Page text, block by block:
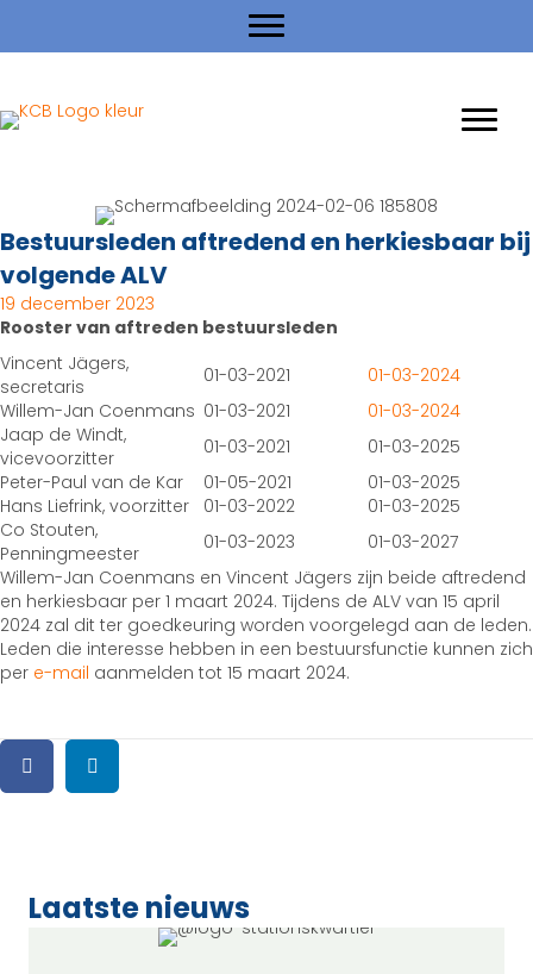
Bestuursleden aftredend en herkiesbaar bij
volgende ALV
19 december 2023
Rooster van aftreden bestuursleden
Vincent Jägers,
secretaris
01-03-2021
01-03-2024
Willem-Jan Coenmans 01-03-2021
01-03-2024
Jaap de Windt,
vicevoorzitter
01-03-2021
01-03-2025
Peter-Paul van de Kar
01-05-2021
01-03-2025
Hans Liefrink, voorzitter
01-03-2022
01-03-2025
Co Stouten,
Penningmeester
01-03-2023
01-03-2027
Willem-Jan Coenmans en Vincent Jägers zijn beide aftredend
en herkiesbaar per 1 maart 2024. Tijdens de ALV van 15 april
2024 zal dit ter goedkeuring worden voorgelegd aan de leden.
Leden die interesse hebben in een bestuursfunctie kunnen zich
per e-mail aanmelden tot 15 maart 2024.
Laatste nieuws